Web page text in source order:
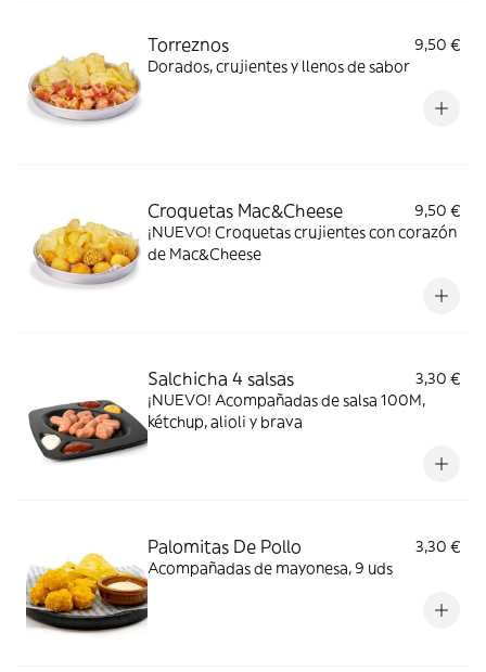
Torreznos
9,50 €
Dorados, crujientes y llenos de sabor
Croquetas Mac&Cheese
9,50 €
¡NUEVO! Croquetas crujientes con corazón
de Mac&Cheese
Salchicha 4 salsas
3,30 €
¡NUEVO! Acompañadas de salsa 100M,
kétchup, alioli y brava
Palomitas De Pollo
3,30 €
Acompañadas de mayonesa, 9 uds